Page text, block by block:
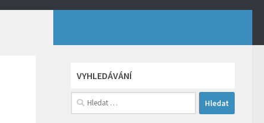
VYHLEDÁVÁNÍ
Vyhledávání